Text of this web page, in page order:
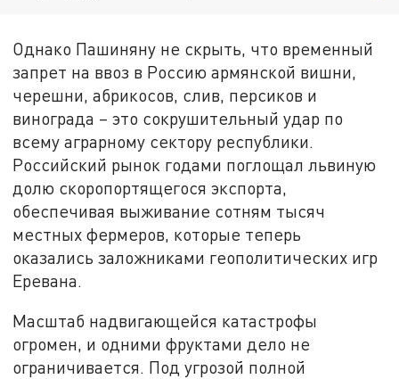
Однако Пашиняну не скрыть, что временный
запрет на ввоз в Россию армянской вишни,
черешни, абрикосов, слив, персиков и
винограда – это сокрушительный удар по
всему аграрному сектору республики.
Российский рынок годами поглощал львиную
долю скоропортящегося экспорта,
обеспечивая выживание сотням тысяч
местных фермеров, которые теперь
оказались заложниками геополитических игр
Еревана.
Масштаб надвигающейся катастрофы
огромен, и одними фруктами дело не
ограничивается. Под угрозой полной